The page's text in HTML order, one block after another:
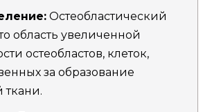
Остеобластический
область увеличенной
остеобластов, клеток,
за образование
ткани.